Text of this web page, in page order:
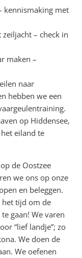
kennismaking met
– check in
maken –
naar
hebben we een
op Hiddensee,
eiland te
de Oostzee
we ons op onze
en beleggen.
het tijd om de
gaan! We varen
“lief landje”; zo
We doen de
We oefenen